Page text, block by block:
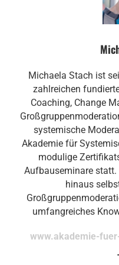
Michaela Stach ist
zahlreichen
Coaching, Change
systemische
Akademie für
modulige
Aufbauseminare
hinaus
umfangreiches
www.akademie-